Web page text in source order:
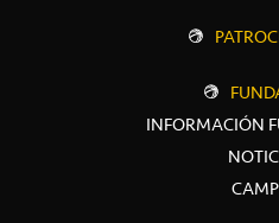
INFORMACIÓN